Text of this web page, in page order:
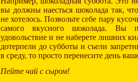
вы должны наесться шоколада так,
не хотелось. Позвольте себе пару
самого вкусного шоколада. Вы
удовольствие и не наберете лишних
дотерпели до субботы и съели
в среду, то просто перенесите день
Пейте чай с сыром!